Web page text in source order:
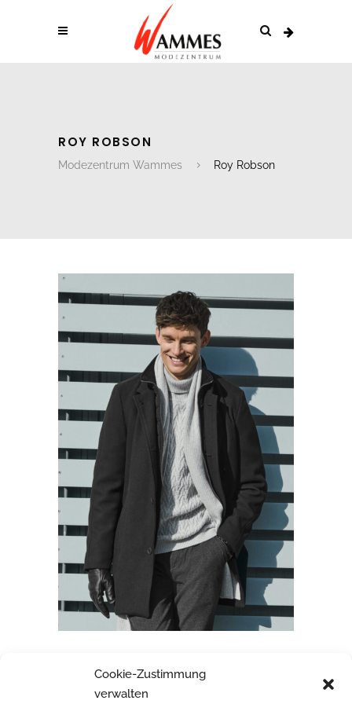
Cookie-Zustimmung
verwalten
ROY ROBSON
Modezentrum Wammes Roy Robson
ROY ROBSON